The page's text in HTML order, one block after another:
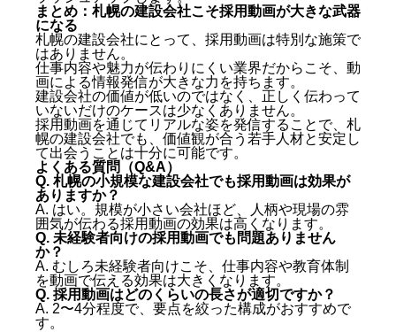
まとめ：札幌の建設会社こそ採用動画が大きな武器
になる
札幌の建設会社にとって、採用動画は特別な施策で
はありません。
仕事内容や魅力が伝わりにくい業界だからこそ、動
画による情報発信が大きな力を持ちます。
建設会社の価値が低いのではなく、正しく伝わって
いないだけのケースは少なくありません。
採用動画を通じてリアルな姿を発信することで、札
幌の建設会社でも、価値観が合う若手人材と安定し
て出会うことは十分に可能です。
よくある質問（Q&A）
Q. 札幌の小規模な建設会社でも採用動画は効果が
ありますか？
A. はい。規模が小さい会社ほど、人柄や現場の雰
囲気が伝わる採用動画の効果は高くなります。
Q. 未経験者向けの採用動画でも問題ありません
か？
A. むしろ未経験者向けこそ、仕事内容や教育体制
を動画で伝える効果は大きくなります。
Q. 採用動画はどのくらいの長さが適切ですか？
A. 2〜4分程度で、要点を絞った構成がおすすめで
す。